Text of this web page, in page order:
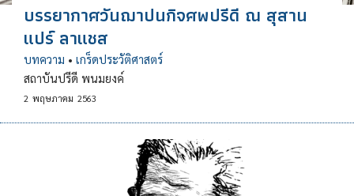
บรรยากาศวันฌาปนกิจศพปรีดี ณ สุสาน
แปร์ ลาแชส
บทความ • เกร็ดประวัติศาสตร์
สถาบันปรีดี พนมยงค์
2 พฤษภาคม 2563